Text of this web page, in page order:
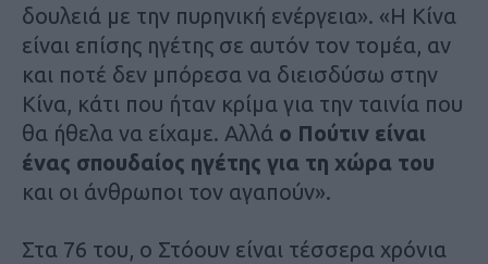
δουλειά με την πυρηνική ενέργεια». «Η Κίνα
είναι επίσης ηγέτης σε αυτόν τον τομέα, αν
και ποτέ δεν μπόρεσα να διεισδύσω στην
Κίνα, κάτι που ήταν κρίμα για την ταινία που
θα ήθελα να είχαμε. Αλλά ο Πούτιν είναι
ένας σπουδαίος ηγέτης για τη χώρα του
και οι άνθρωποι τον αγαπούν».
Στα 76 του, ο Στόουν είναι τέσσερα χρόνια